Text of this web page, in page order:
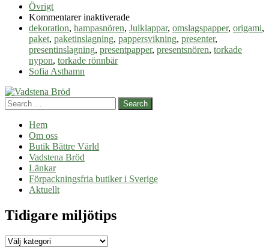
Övrigt
Kommentarer inaktiveradeför
Paketinslagning
–
snyggt
dekoration, hampasnören, Julklappar, omslagspapper, origami,
paket, paketinslagning, pappersvikning, presenter,
presentinslagning, presentpapper, presentsnören, torkade
nypon, torkade rönnbär
Sofia Asthamn
Search
Hem
Om oss
Butik Bättre Värld
Vadstena Bröd
Länkar
Förpackningsfria butiker i Sverige
Aktuellt
Tidigare miljötips
Tidigare